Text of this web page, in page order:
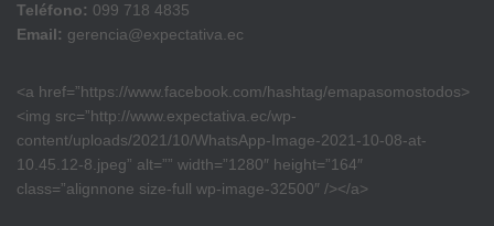
Teléfono: 099 718 4835
Email: gerencia@expectativa.ec
<a href=”https://www.facebook.com/hashtag/emapasomostodos>
<img src=”http://www.expectativa.ec/wp-
content/uploads/2021/10/WhatsApp-Image-2021-10-08-at-
10.45.12-8.jpeg” alt=”” width=”1280″ height=”164″
class=”alignnone size-full wp-image-32500″ /></a>